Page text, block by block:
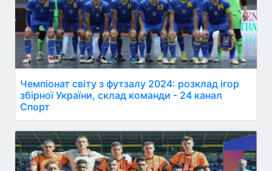
Чемпіонат світу з футзалу 2024: розклад ігор
збірної України, склад команди - 24 канал
Спорт